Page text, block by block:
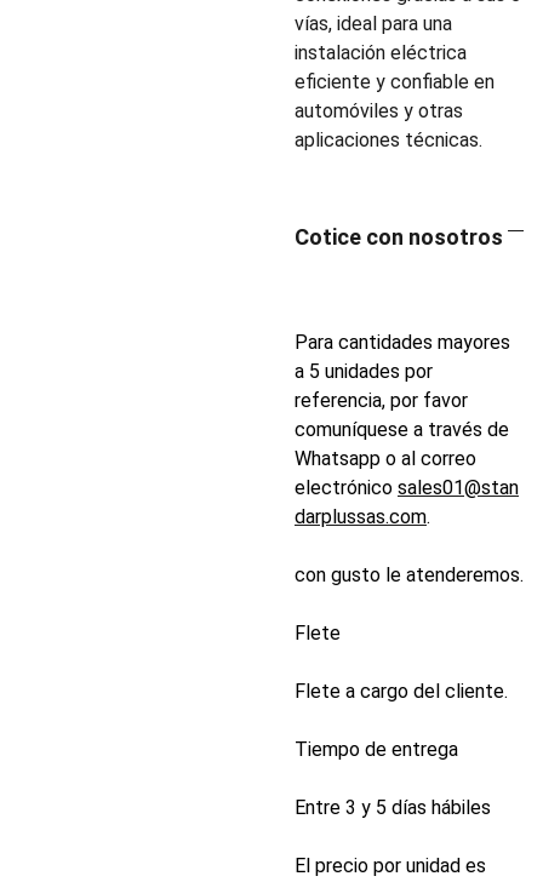
vías, ideal para una
instalación eléctrica
eficiente y confiable en
automóviles y otras
aplicaciones técnicas.
Cotice con nosotros
Para cantidades mayores
a 5 unidades por
referencia, por favor
comuníquese a través de
Whatsapp o al correo
electrónico sales01@stan
darplussas.com.
con gusto le atenderemos.
Flete
Flete a cargo del cliente.
Tiempo de entrega
Entre 3 y 5 días hábiles
El precio por unidad es